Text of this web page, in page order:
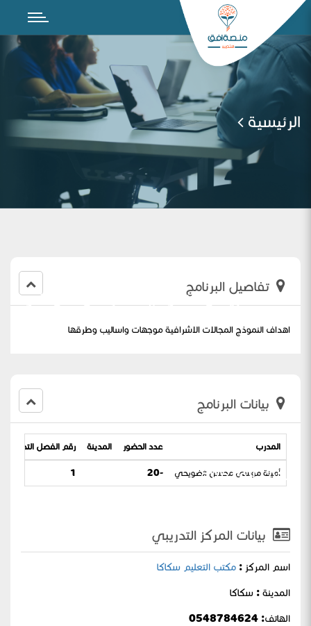
الرئيسية
اللقاء التعريفي للنموذج الاشرافي في ضوء
تمكين المدرسة
تفاصيل البرنامج
اهداف النموذج المجالات الاشرافية موجهات واساليب وطرقها
بيانات البرنامج
المدرب عدد الحضور المدينة رقم الفصل التدريبي
أمينة موسى محسن الضويحي -20
1
بيانات المركز التدريبي
اسم المركز : مكتب التعليم سكاكا
المدينة : سكاكا
الهاتف: 0548784624